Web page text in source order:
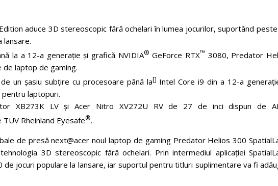
aduce 3D stereoscopic fără ochelari în lumea jocurilor, suportând
lansare.
la a 12-a generație și grafică NVIDIA® GeForce RTX™ 3080, Predator
laptop de gaming.
un șasiu subțire cu procesoare până la[] Intel Core i9 din a 12-a
pentru laptopuri.
XB273K LV și Acer Nitro XV272U RV de 27 de inci dispun de
Rheinland Eyesafe®.
de presă next@acer noul laptop de gaming Predator Helios 300
3D stereoscopic fără ochelari. Prin intermediul aplicației
jocuri populare la lansare, iar suportul pentru titluri suplimentare va fi